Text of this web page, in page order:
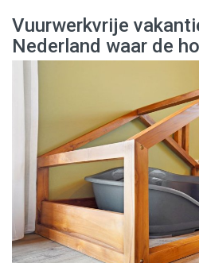
Vuurwerkvrije
Nederland waar de